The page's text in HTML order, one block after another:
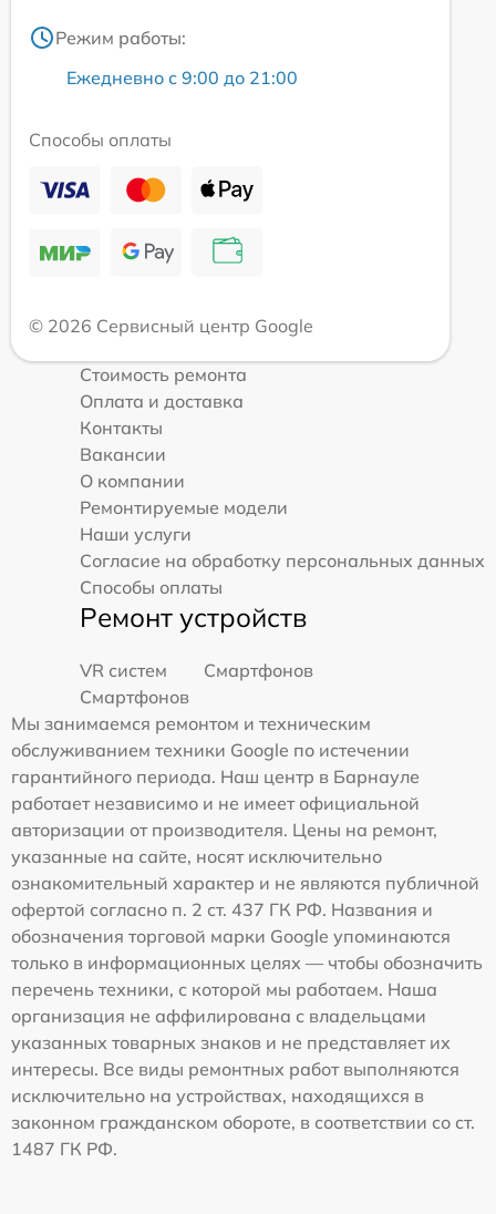
Режим работы:
Ежедневно с 9:00 до 21:00
Способы оплаты
© 2026 Сервисный центр Google
Стоимость ремонта
Оплата и доставка
Контакты
Вакансии
О компании
Ремонтируемые модели
Наши услуги
Согласие на обработку персональных данных
Способы оплаты
Ремонт устройств
VR систем
Смартфонов
Смартфонов
Мы занимаемся ремонтом и техническим
обслуживанием техники Google по истечении
гарантийного периода. Наш центр в Барнауле
работает независимо и не имеет официальной
авторизации от производителя. Цены на ремонт,
указанные на сайте, носят исключительно
ознакомительный характер и не являются публичной
офертой согласно п. 2 ст. 437 ГК РФ. Названия и
обозначения торговой марки Google упоминаются
только в информационных целях — чтобы обозначить
перечень техники, с которой мы работаем. Наша
организация не аффилирована с владельцами
указанных товарных знаков и не представляет их
интересы. Все виды ремонтных работ выполняются
исключительно на устройствах, находящихся в
законном гражданском обороте, в соответствии со ст.
1487 ГК РФ.